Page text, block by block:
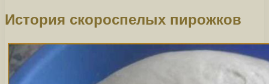
История скороспелых пирожков